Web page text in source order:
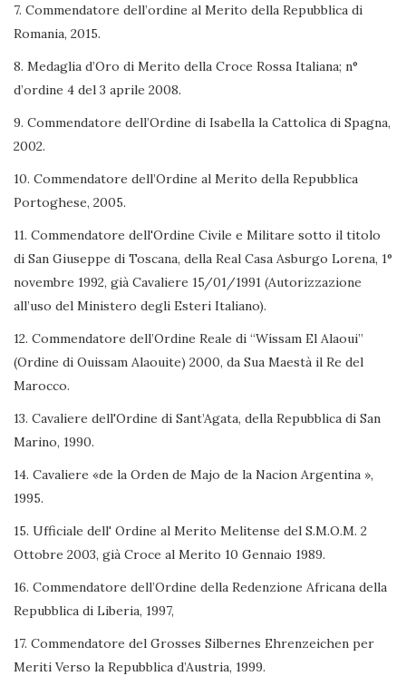
7. Commendatore dell’ordine al Merito della Repubblica di
Romania, 2015.
8. Medaglia d’Oro di Merito della Croce Rossa Italiana; n°
d’ordine 4 del 3 aprile 2008.
9. Commendatore dell’Ordine di Isabella la Cattolica di Spagna,
2002.
10. Commendatore dell’Ordine al Merito della Repubblica
Portoghese, 2005.
11. Commendatore dell'Ordine Civile e Militare sotto il titolo
di San Giuseppe di Toscana, della Real Casa Asburgo Lorena, 1°
novembre 1992, già Cavaliere 15/01/1991 (Autorizzazione
all’uso del Ministero degli Esteri Italiano).
12. Commendatore dell’Ordine Reale di “Wíssam El Alaoui”
(Ordine di Ouissam Alaouite) 2000, da Sua Maestà il Re del
Marocco.
13. Cavaliere dell'Ordine di Sant’Agata, della Repubblica di San
Marino, 1990.
14. Cavaliere «de la Orden de Majo de la Nacion Argentina »,
1995.
15. Ufficiale dell' Ordine al Merito Melitense del S.M.O.M. 2
Ottobre 2003, già Croce al Merito 10 Gennaio 1989.
16. Commendatore dell’Ordine della Redenzione Africana della
Repubblica di Liberia, 1997,
17. Commendatore del Grosses Silbernes Ehrenzeichen per
Meriti Verso la Repubblica d’Austria, 1999.